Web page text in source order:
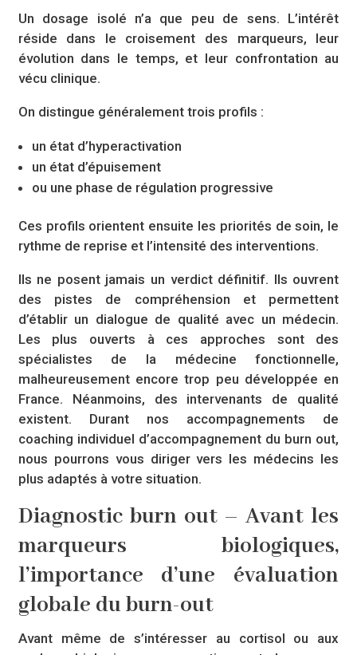
Un dosage isolé n’a que peu de sens. L’intérêt
réside dans le croisement des marqueurs, leur
évolution dans le temps, et leur confrontation au
vécu clinique.
On distingue généralement trois profils :
un état d’hyperactivation
un état d’épuisement
ou une phase de régulation progressive
Ces profils orientent ensuite les priorités de soin, le
rythme de reprise et l’intensité des interventions.
Ils ne posent jamais un verdict définitif. Ils ouvrent
des pistes de compréhension et permettent
d’établir un dialogue de qualité avec un médecin.
Les plus ouverts à ces approches sont des
spécialistes de la médecine fonctionnelle,
malheureusement encore trop peu développée en
France. Néanmoins, des intervenants de qualité
existent. Durant nos accompagnements de
coaching individuel d’accompagnement du burn out,
nous pourrons vous diriger vers les médecins les
plus adaptés à votre situation.
Diagnostic burn out – Avant les
marqueurs biologiques,
l’importance d’une évaluation
globale du burn-out
Avant même de s’intéresser au cortisol ou aux